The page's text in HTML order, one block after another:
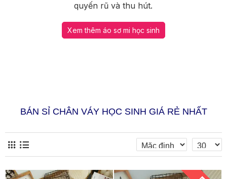
quyến rũ và thu hút.
Xem thêm áo sơ mi học sinh
BÁN SỈ CHÂN VÁY HỌC SINH GIÁ RẺ NHẤT